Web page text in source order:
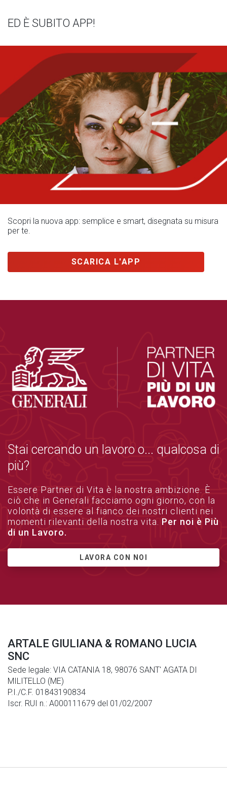
ED È SUBITO APP!
Scopri la nuova app: semplice e smart, disegnata su misura
per te.
SCARICA L'APP
Stai cercando un lavoro o... qualcosa di
più?
Essere Partner di Vita è la nostra ambizione. È
ciò che in Generali facciamo ogni giorno, con la
volontà di essere al fianco dei nostri clienti nei
momenti rilevanti della nostra vita. Per noi è Più
di un Lavoro.
LAVORA CON NOI
ARTALE GIULIANA & ROMANO LUCIA
SNC
Sede legale: VIA CATANIA 18, 98076 SANT' AGATA DI
MILITELLO (ME)
P.I./C.F. 01843190834
Iscr. RUI n.: A000111679 del 01/02/2007